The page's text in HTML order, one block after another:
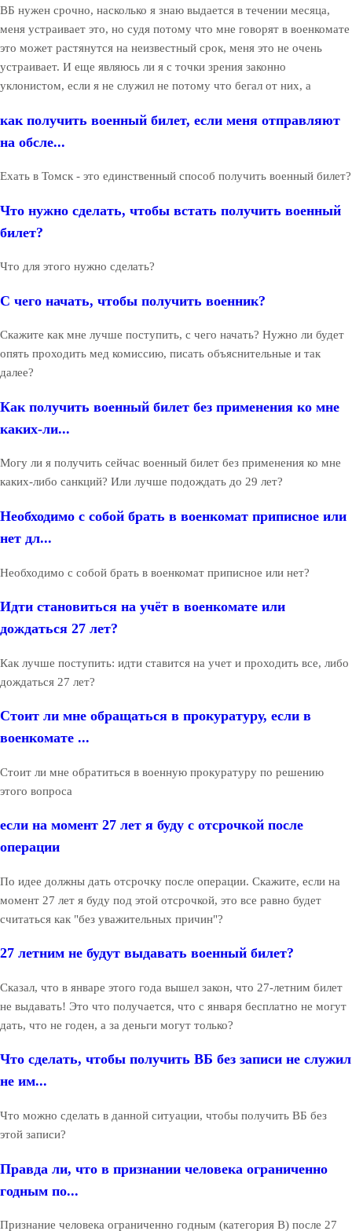
ВБ нужен срочно, насколько я знаю выдается в течении месяца,
меня устраивает это, но судя потому что мне говорят в военкомате
это может растянутся на неизвестный срок, меня это не очень
устраивает. И еще являюсь ли я с точки зрения законно
уклонистом, если я не служил не потому что бегал от них, а
как получить военный билет, если меня отправляют
на обсле...
Ехать в Томск - это единственный способ получить военный билет?
Что нужно сделать, чтобы встать получить военный
билет?
Что для этого нужно сделать?
С чего начать, чтобы получить военник?
Скажите как мне лучше поступить, с чего начать? Нужно ли будет
опять проходить мед комиссию, писать объяснительные и так
далее?
Как получить военный билет без применения ко мне
каких-ли...
Могу ли я получить сейчас военный билет без применения ко мне
каких-либо санкций? Или лучше подождать до 29 лет?
Необходимо с собой брать в военкомат приписное или
нет дл...
Необходимо с собой брать в военкомат приписное или нет?
Идти становиться на учёт в военкомате или
дождаться 27 лет?
Как лучше поступить: идти ставится на учет и проходить все, либо
дождаться 27 лет?
Стоит ли мне обращаться в прокуратуру, если в
военкомате ...
Стоит ли мне обратиться в военную прокуратуру по решению
этого вопроса
если на момент 27 лет я буду с отсрочкой после
операции
По идее должны дать отсрочку после операции. Скажите, если на
момент 27 лет я буду под этой отсрочкой, это все равно будет
считаться как "без уважительных причин"?
27 летним не будут выдавать военный билет?
Сказал, что в январе этого года вышел закон, что 27-летним билет
не выдавать! Это что получается, что с января бесплатно не могут
дать, что не годен, а за деньги могут только?
Что сделать, чтобы получить ВБ без записи не служил
не им...
Что можно сделать в данной ситуации, чтобы получить ВБ без
этой записи?
Правда ли, что в признании человека ограниченно
годным по...
Признание человека ограниченно годным (категория В) после 27